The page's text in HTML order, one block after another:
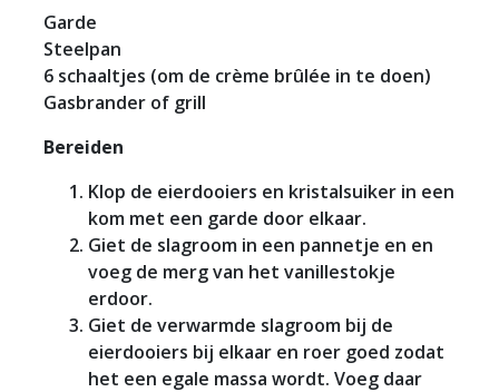
Garde
Steelpan
6 schaaltjes (om de crème brûlée in te doen)
Gasbrander of grill
Bereiden
Klop de eierdooiers en kristalsuiker in een
kom met een garde door elkaar.
Giet de slagroom in een pannetje en en
voeg de merg van het vanillestokje
erdoor.
Giet de verwarmde slagroom bij de
eierdooiers bij elkaar en roer goed zodat
het een egale massa wordt. Voeg daar